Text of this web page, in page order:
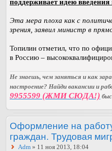
поддерживает идею
Эта мера плоха как с
зрения, заявил министр в
Топилин отметил, что по
в Россию –
Не знаешь, чем заняться и как
настроение? Найди вакансии и
9955599 (ЖМИ СЮДА!)
Оформление на
граждан. Трудовая
Adm » 11 ноя 2013, 18:04